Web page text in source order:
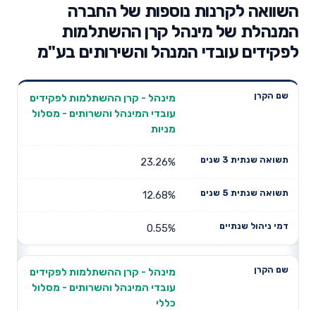
השוואה לקרנות נוספות של החברה
המנהלת של מינהל קרן ההשתלמות
לפקידים עובדי המנהל והשירותים בע"מ
שנתית 3
תשואה
שנתית 5
דמי ניהול
שנתיים
מינהל - קרן ההשתלמות לפקידים
עובדי המינהל והשרותים - מסלול
מניות
23.26%
12.68%
0.55%
מינהל - קרן ההשתלמות לפקידים
עובדי המינהל והשרותים - מסלול
כללי